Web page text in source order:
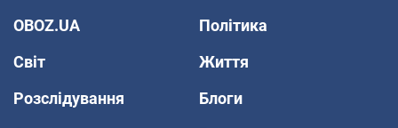
OBOZ.UA
Політика
Світ
Життя
Розслідування
Блоги